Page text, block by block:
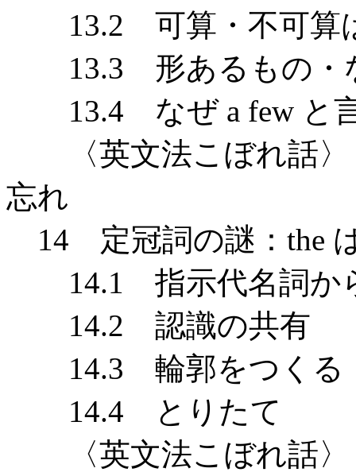
13.2 可算・不可算
13.3 形あるもの・
13.4 なぜ a few と
〈英文法こぼれ話〉
忘れ
14 定冠詞の謎：the
14.1 指示代名詞か
14.2 認識の共有
14.3 輪郭をつくる
14.4 とりたて
〈英文法こぼれ話〉